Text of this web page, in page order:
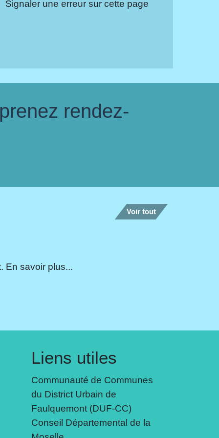
Signaler une erreur sur cette page
rendez-
Voir tout
En savoir plus...
Liens utiles
Communauté de Communes
du District Urbain de
Faulquemont (DUF-CC)
Conseil Départemental de la